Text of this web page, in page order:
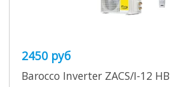
2450 руб
Barocco Inverter ZACS/I-12 HB